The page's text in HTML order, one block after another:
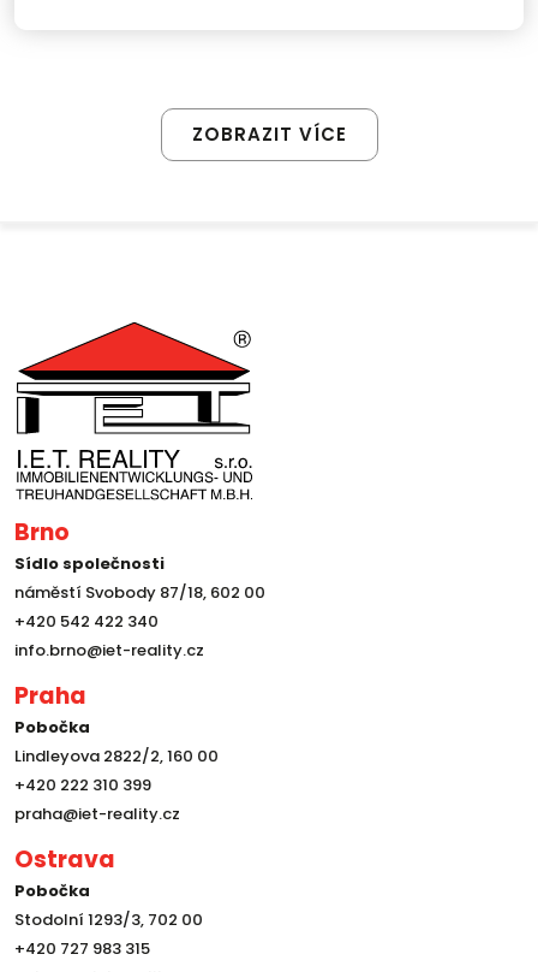
ZOBRAZIT VÍCE
Brno
Sídlo společnosti
náměstí Svobody 87/18, 602 00
+420 542 422 340
info.brno@iet-reality.cz
Praha
Pobočka
Lindleyova 2822/2, 160 00
+420 222 310 399
praha@iet-reality.cz
Ostrava
Pobočka
Stodolní 1293/3, 702 00
+420 727 983 315